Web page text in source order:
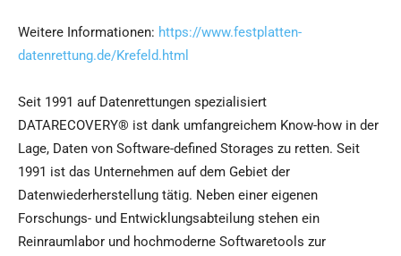
Weitere Informationen: https://www.festplatten-
datenrettung.de/Krefeld.html
Seit 1991 auf Datenrettungen spezialisiert
DATARECOVERY® ist dank umfangreichem Know-how in der
Lage, Daten von Software-defined Storages zu retten. Seit
1991 ist das Unternehmen auf dem Gebiet der
Datenwiederherstellung tätig. Neben einer eigenen
Forschungs- und Entwicklungsabteilung stehen ein
Reinraumlabor und hochmoderne Softwaretools zur